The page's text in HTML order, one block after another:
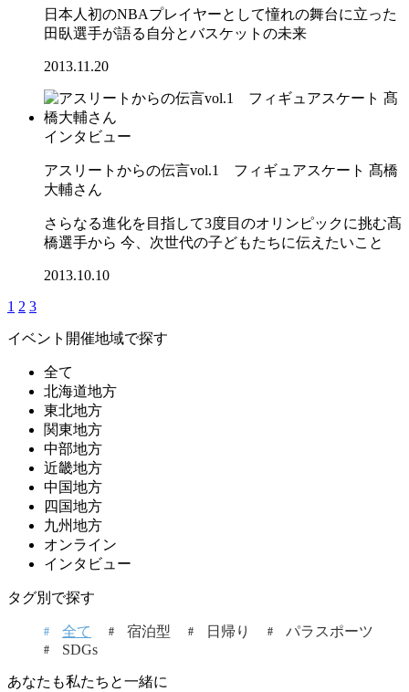
日本人初のNBAプレイヤーとして憧れの舞台に立った
田臥選手が語る自分とバスケットの未来
2013.11.20
インタビュー
アスリートからの伝言vol.1 フィギュアスケート 髙橋
大輔さん
さらなる進化を目指して3度目のオリンピックに挑む髙
橋選手から 今、次世代の子どもたちに伝えたいこと
2013.10.10
1 2 3
イベント開催地域で探す
全て
北海道地方
東北地方
関東地方
中部地方
近畿地方
中国地方
四国地方
九州地方
オンライン
インタビュー
タグ別で探す
全て 宿泊型 日帰り
パラスポーツ
SDGs
あなたも私たちと一緒に